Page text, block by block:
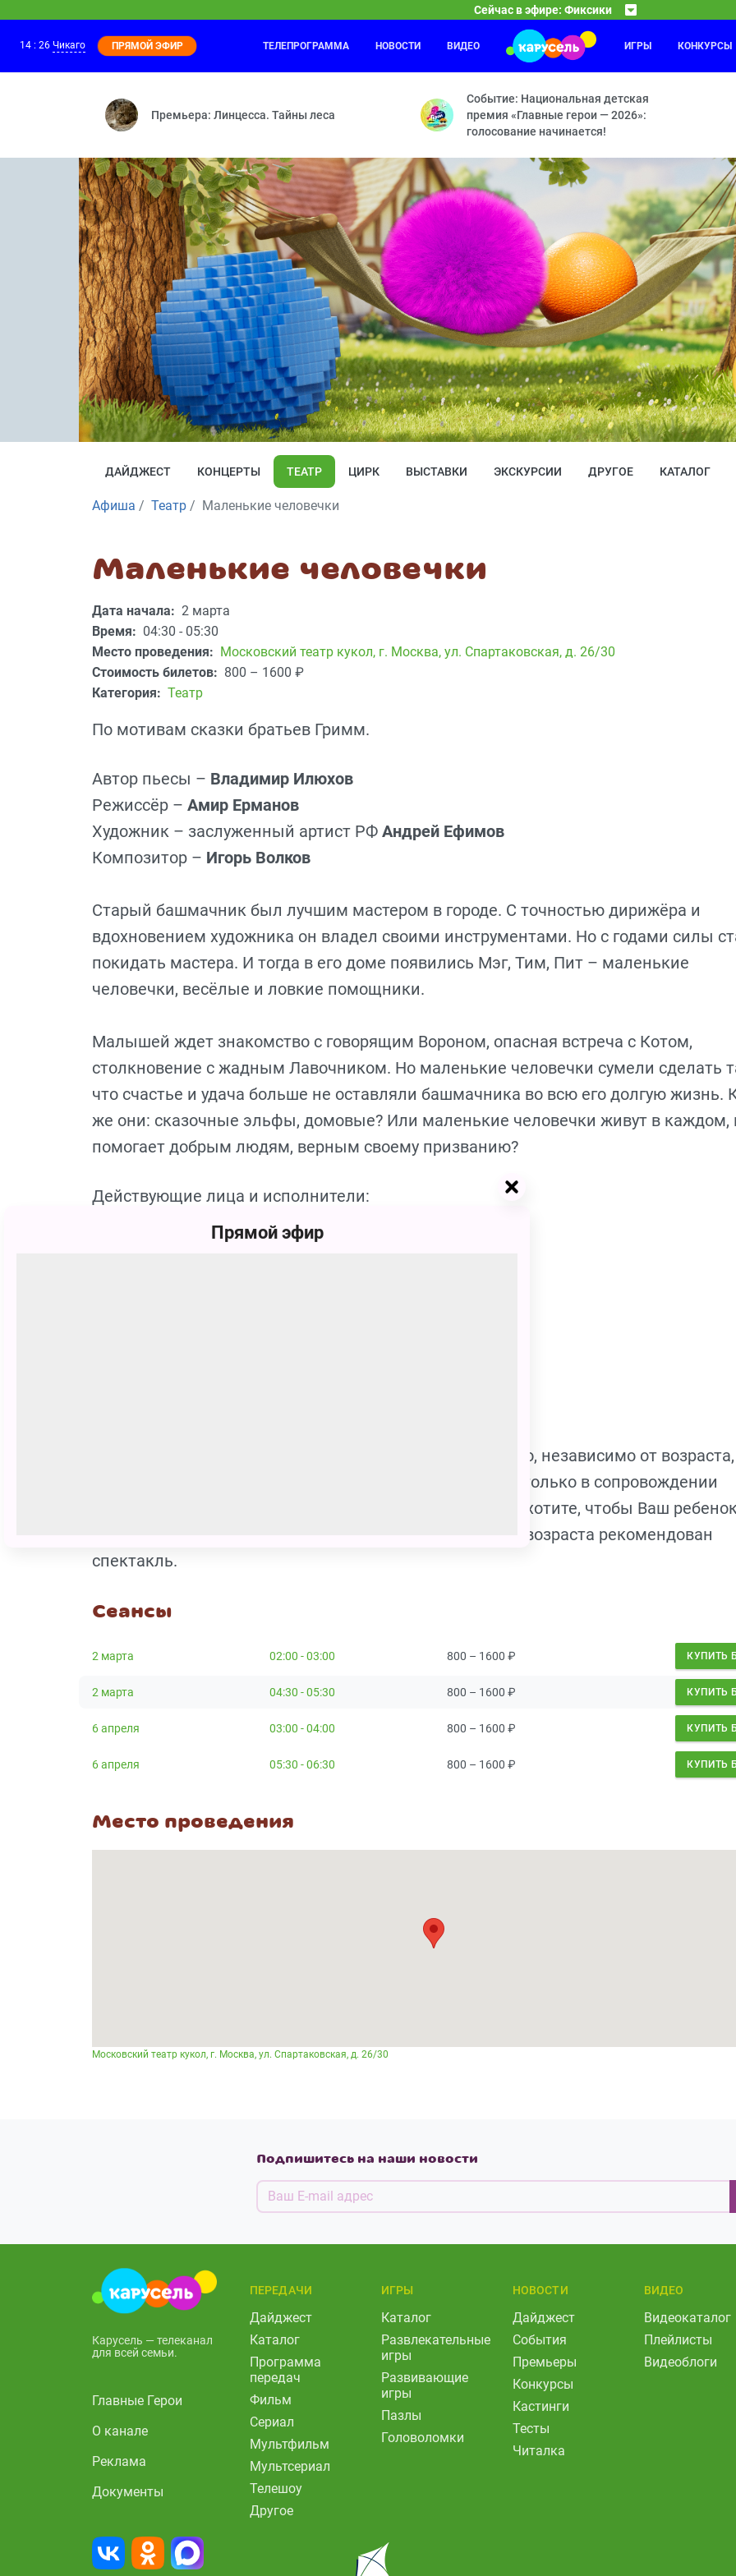
Сейчас в эфире: Фиксики
14:20
Фиксики Приключения Пети и Волка
14 : 26 Чикаго ПРЯМОЙ ЭФИР ТЕЛЕПРОГРАММА НОВОСТИ ВИДЕО ИГРЫ КОНКУРСЫ
Премьера: Линцесса. Тайны леса
Событие: Национальная детская
премия «Главные герои — 2026»:
голосование начинается!
ДАЙДЖЕСТ КОНЦЕРТЫ ТЕАТР ЦИРК ВЫСТАВКИ ЭКСКУРСИИ ДРУГОЕ КАТАЛОГ
Афиша Театр Маленькие человечки
Маленькие человечки
Дата начала: 2 марта
Время: 04:30 - 05:30
Место проведения: Московский театр кукол, г. Москва, ул. Спартаковская, д. 26/30
Стоимость билетов: 800 – 1600 ₽
Категория: Театр
По мотивам сказки братьев Гримм.
Автор пьесы – Владимир Илюхов
Режиссёр – Амир Ерманов
Художник – заслуженный артист РФ Андрей Ефимов
Композитор – Игорь Волков
Старый башмачник был лучшим мастером в городе. С точностью дирижёра и
вдохновением художника он владел своими инструментами. Но с годами силы
покидать мастера. И тогда в его доме появились Мэг, Тим, Пит – маленькие
человечки, весёлые и ловкие помощники.
Малышей ждет знакомство с говорящим Вороном, опасная встреча с Котом,
столкновение с жадным Лавочником. Но маленькие человечки сумели сделать
что счастье и удача больше не оставляли башмачника во всю его долгую жизнь.
же они: сказочные эльфы, домовые? Или маленькие человечки живут в каждом,
помогает добрым людям, верным своему призванию?
Действующие лица и исполнители:
Михаил Коханов
Жена Башмачника -
Оксана Ильчук
У каждого зрителя, и большого, и маленького, независимо от возраста,
должен быть билет. Дети до 14 лет допускаются в зал только в сопровождении
взрослых (при наличии билета и у взрослого). Если Вы хотите, чтобы Ваш
остался доволен, обратите внимание на то, для какого возраста рекомендован
спектакль.
Сеансы
2 марта 02:00 - 03:00 800 – 1600 ₽ КУПИТЬ
2 марта 04:30 - 05:30 800 – 1600 ₽ КУПИТЬ
6 апреля 03:00 - 04:00 800 – 1600 ₽ КУПИТЬ
6 апреля 05:30 - 06:30 800 – 1600 ₽ КУПИТЬ
Место проведения
Московский театр кукол, г. Москва, ул. Спартаковская, д. 26/30
Подпишитесь на наши новости
Карусель — телеканал
для всей семьи.
Главные Герои
О канале
Реклама
Документы
ПЕРЕДАЧИ
Дайджест
Каталог
Программа
передач
Фильм
Сериал
Мультфильм
Мультсериал
Телешоу
Другое
ИГРЫ
Каталог
Развлекательные
игры
Развивающие
игры
Пазлы
Головоломки
НОВОСТИ
Дайджест
События
Премьеры
Конкурсы
Кастинги
Тесты
Читалка
ВИДЕО
Видеокаталог
Плейлисты
Видеоблоги
Прямой эфир